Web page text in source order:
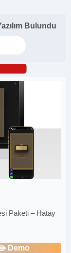
Bulundu
Paketi – Hatay
Demo